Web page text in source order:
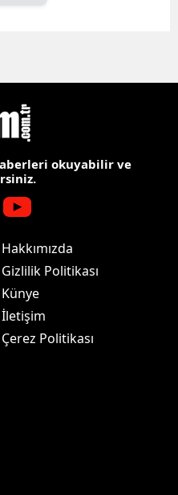
okuyabilir ve
Hakkımızda
Gizlilik Politikası
Künye
İletişim
Çerez Politikası